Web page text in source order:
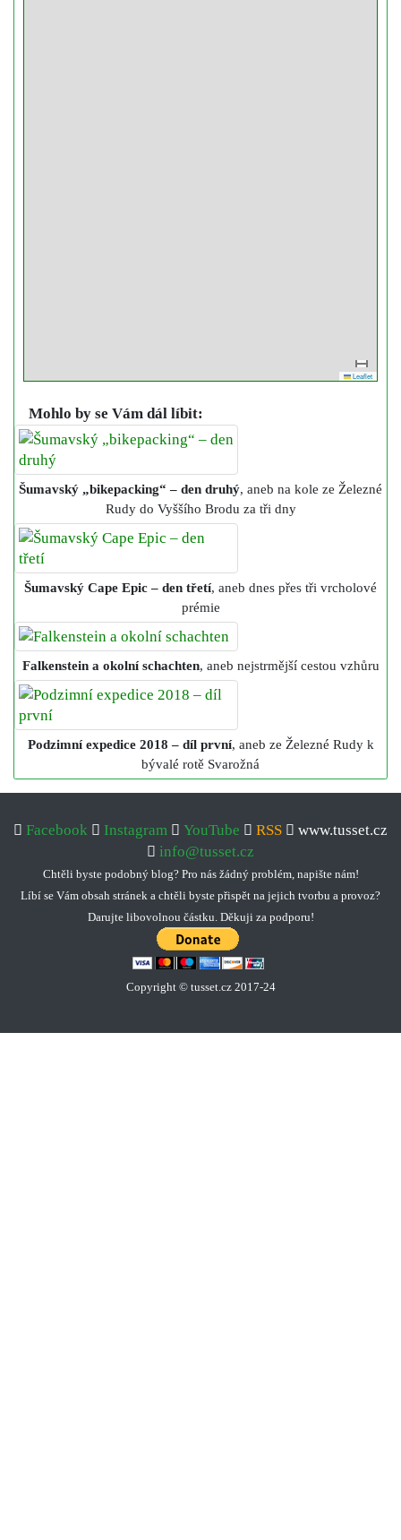
Leaflet
Mohlo by se Vám dál líbit:
Šumavský „bikepacking“ – den druhý, aneb na kole ze Železné
Rudy do Vyššího Brodu za tři dny
Šumavský Cape Epic – den třetí, aneb dnes přes tři vrcholové
prémie
Falkenstein a okolní schachten, aneb nejstrmější cestou vzhůru
Podzimní expedice 2018 – díl první, aneb ze Železné Rudy k
bývalé rotě Svarožná
Facebook Instagram YouTube RSS
www.tusset.cz
info@tusset.cz
Chtěli byste podobný blog? Pro nás žádný problém, napište nám!
Líbí se Vám obsah stránek a chtěli byste přispět na jejich tvorbu a provoz?
Darujte libovolnou částku. Děkuji za podporu!
Copyright © tusset. cz 2017-24